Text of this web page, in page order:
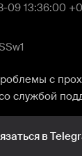
09 13:36:00
с
службой
в